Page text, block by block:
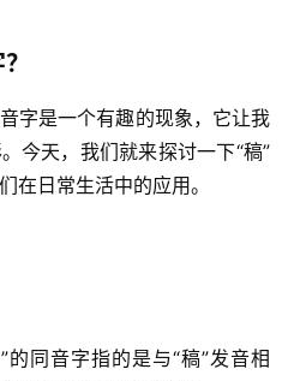
是一个有趣的现象，它让我
今天，我们就来探讨一下“稿”
在日常生活中的应用。
同音字指的是与“稿”发音相